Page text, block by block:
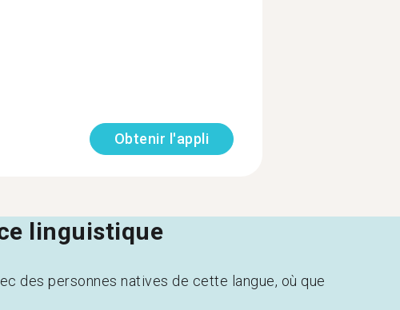
Obtenir l'appli
linguistique
des personnes natives de cette langue, où que